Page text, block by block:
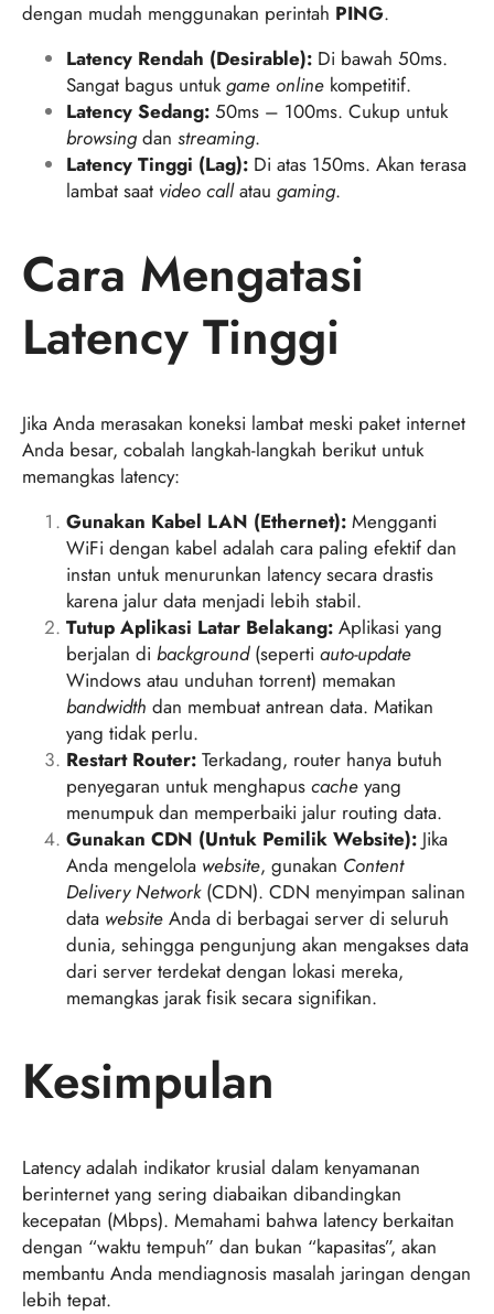
dengan mudah menggunakan perintah PING.
Latency Rendah (Desirable): Di bawah 50ms.
Sangat bagus untukgame online kompetitif.
Latency Sedang: 50ms – 100ms. Cukup untuk
browsing dan streaming.
Latency Tinggi (Lag): Di atas 150ms. Akan terasa
lambat saat video callatau gaming.
Cara Mengatasi
Latency Tinggi
Jika Anda merasakan koneksi lambat meski paket internet
Anda besar, cobalah langkah-langkah berikut untuk
memangkas latency:
Gunakan Kabel LAN (Ethernet): Mengganti
WiFi dengan kabel adalah cara paling efektif dan
instan untuk menurunkan latency secara drastis
karena jalur data menjadi lebih stabil.
Tutup Aplikasi Latar Belakang: Aplikasi yang
berjalan di background(seperti auto-update
Windows atau unduhan torrent) memakan
bandwidth dan membuat antrean data. Matikan
yang tidak perlu.
Restart Router: Terkadang, router hanya butuh
penyegaran untuk menghapus cache yang
menumpuk dan memperbaiki jalur routing data.
Gunakan CDN (Untuk Pemilik Website): Jika
Anda mengelola website, gunakan Content
Delivery Network(CDN). CDN menyimpan salinan
data website Anda di berbagai server di seluruh
dunia, sehingga pengunjung akan mengakses data
dari server terdekat dengan lokasi mereka,
memangkas jarak fisik secara signifikan.
Kesimpulan
Latency adalah indikator krusial dalam kenyamanan
berinternet yang sering diabaikan dibandingkan
kecepatan (Mbps). Memahami bahwa latency berkaitan
dengan “waktu tempuh” dan bukan “kapasitas”, akan
membantu Anda mendiagnosis masalah jaringan dengan
lebih tepat.